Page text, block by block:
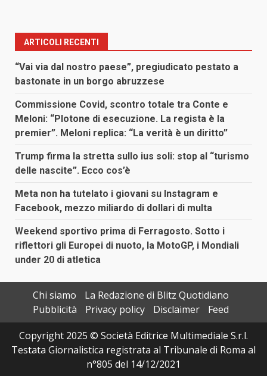
ARTICOLI RECENTI
“Vai via dal nostro paese”, pregiudicato pestato a
bastonate in un borgo abruzzese
Commissione Covid, scontro totale tra Conte e
Meloni: “Plotone di esecuzione. La regista è la
premier”. Meloni replica: “La verità è un diritto”
Trump firma la stretta sullo ius soli: stop al “turismo
delle nascite”. Ecco cos’è
Meta non ha tutelato i giovani su Instagram e
Facebook, mezzo miliardo di dollari di multa
Weekend sportivo prima di Ferragosto. Sotto i
riflettori gli Europei di nuoto, la MotoGP, i Mondiali
under 20 di atletica
Chi siamo
La Redazione di Blitz Quotidiano
Pubblicità
Privacy policy Disclaimer
Feed
Copyright 2025 © Società Editrice Multimediale S.r.l.
Testata Giornalistica registrata al Tribunale di Roma al
n°805 del 14/12/2021